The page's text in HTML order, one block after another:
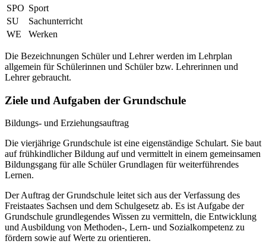
SPO Sport
SU
Sachunterricht
WE
Werken
Die Bezeichnungen Schüler und Lehrer werden im Lehrplan
allgemein für Schülerinnen und Schüler bzw. Lehrerinnen und
Lehrer gebraucht.
Ziele und Aufgaben der Grundschule
Bildungs- und Erziehungsauftrag
Die vierjährige Grundschule ist eine eigenständige Schulart. Sie baut
auf frühkindlicher Bildung auf und vermittelt in einem gemeinsamen
Bildungsgang für alle Schüler Grundlagen für weiterführendes
Lernen.
Der Auftrag der Grundschule leitet sich aus der Verfassung des
Freistaates Sachsen und dem Schulgesetz ab. Es ist Aufgabe der
Grundschule grundlegendes Wissen zu vermitteln, die Entwicklung
und Ausbildung von Methoden-, Lern- und Sozialkompetenz zu
fördern sowie auf Werte zu orientieren.